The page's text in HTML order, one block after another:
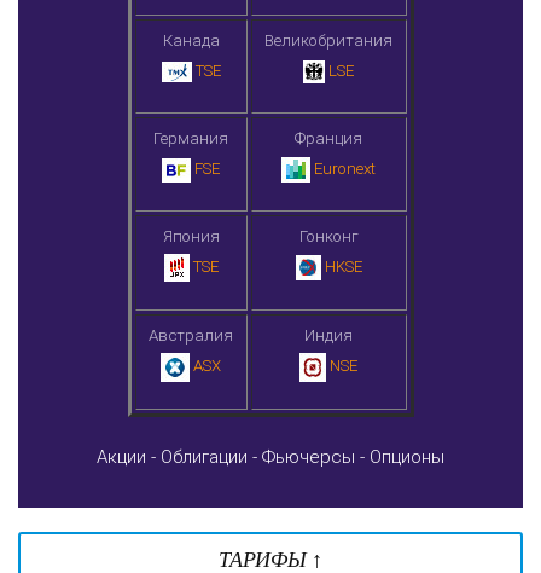
Канада
TSE
Великобритания
LSE
Германия
FSE
Франция
Euronext
Япония
TSE
Гонконг
HKSE
Австралия
ASX
Индия
NSE
Акции - Облигации - Фьючерсы - Опционы
ТАРИФЫ ↑